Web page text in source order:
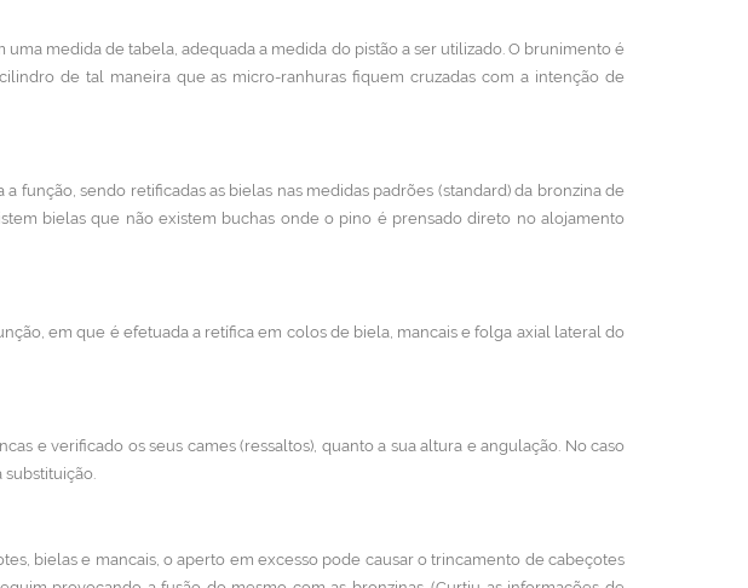
medida de tabela, adequada a medida do pistão a ser utilizado. O brunimento é
de tal maneira que as micro-ranhuras fiquem cruzadas com a intenção de
função, sendo retificadas as bielas nas medidas padrões (standard) da bronzina de
bielas que não existem buchas onde o pino é prensado direto no alojamento
em que é efetuada a retífica em colos de biela, mancais e folga axial lateral do
e verificado os seus cames (ressaltos), quanto a sua altura e angulação. No caso
substituição.
bielas e mancais, o aperto em excesso pode causar o trincamento de cabeçotes